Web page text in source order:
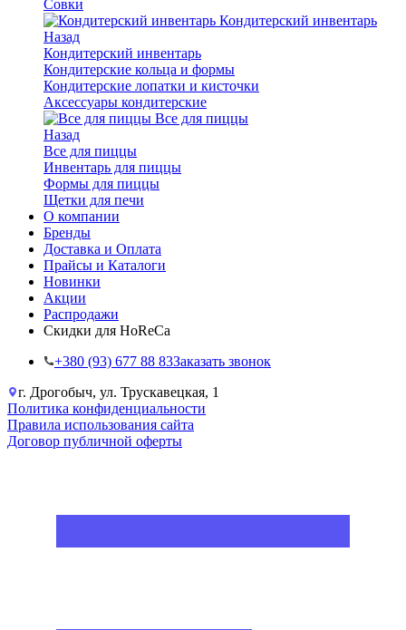
Совки
Кондитерский инвентарь
Назад
Кондитерский инвентарь
Кондитерские кольца и формы
Кондитерские лопатки и кисточки
Аксессуары кондитерские
Все для пиццы
Назад
Все для пиццы
Инвентарь для пиццы
Формы для пиццы
Щетки для печи
О компании
Бренды
Доставка и Оплата
Прайсы и Каталоги
Новинки
Акции
Распродажи
Скидки для HoReCa
+38‎0 (93) 677 88 83Заказать звонок
г. Дрогобыч, ул. Трускавецкая, 1
Политика конфиденциальности
Правила использования сайта
Договор публичной оферты